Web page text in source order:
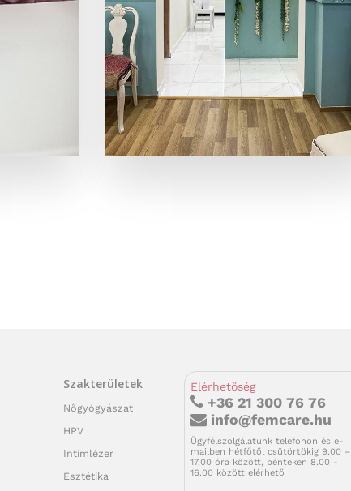
Szakterületek
Nőgyógyászat
HPV
Intimlézer
Esztétika
Elérhetőség
+36 21 300 76 76
info@femcare.hu
Ügyfélszolgálatunk telefonon és e-
mailben hétfőtől csütörtökig 9.00 –
17.00 óra között, pénteken 8.00 -
16.00 között elérhető